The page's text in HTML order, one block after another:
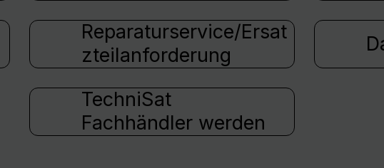
Reparaturservice/Ersat
zteilanforderung
TechniSat
Fachhändler werden